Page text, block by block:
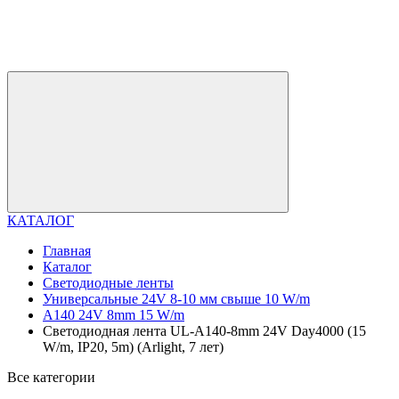
КАТАЛОГ
Главная
Каталог
Светодиодные ленты
Универсальные 24V 8-10 мм свыше 10 W/m
A140 24V 8mm 15 W/m
Светодиодная лента UL-A140-8mm 24V Day4000 (15
W/m, IP20, 5m) (Arlight, 7 лет)
Все категории